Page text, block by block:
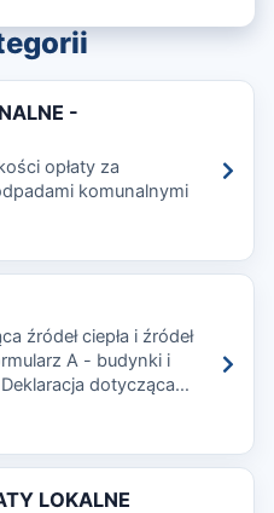
-
opłaty za
komunalnymi
źródeł ciepła i źródeł
A - budynki i
dotycząca
spalania paliw -
i lokale
LOKALNE